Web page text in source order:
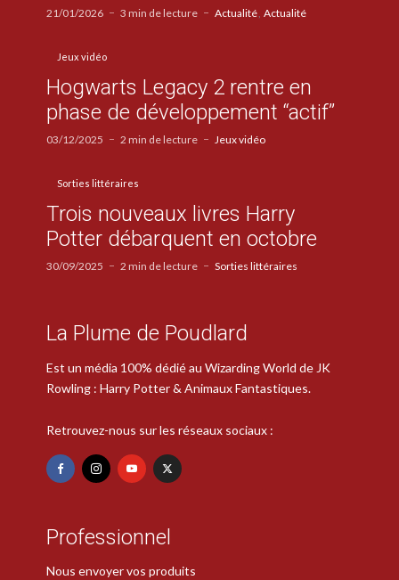
21/01/2026 3 min de lecture Actualité Actualité
Jeux vidéo
Hogwarts Legacy 2 rentre en
phase de développement “actif”
03/12/2025 2 min de lecture Jeux vidéo
Sorties littéraires
Trois nouveaux livres Harry
Potter débarquent en octobre
30/09/2025 2 min de lecture Sorties littéraires
La Plume de Poudlard
Est un média 100% dédié au Wizarding World de JK
Rowling : Harry Potter & Animaux Fantastiques.
Retrouvez-nous sur les réseaux sociaux :
Professionnel
Nous envoyer vos produits